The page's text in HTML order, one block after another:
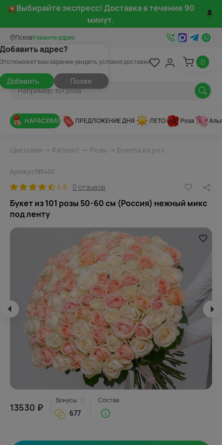
Выбирайте экспресс! Доставка в течение 90
минут.
ПсковУкажите адрес
адрес?
поможет вам заранее увидеть условия доставки
Добавить Позже
0
НАРАСХВАТ ПРЕДЛОЖЕНИЕ ДНЯ ЛЕТО Роза
Цветовик → Каталог → Розы → Букеты из роз
Артикул 785432
4.8 0 отзывов
Букет из 101 розы 50-60 см (Россия) нежный микс
под ленту
13530 ₽
Бонусы
677
Состав